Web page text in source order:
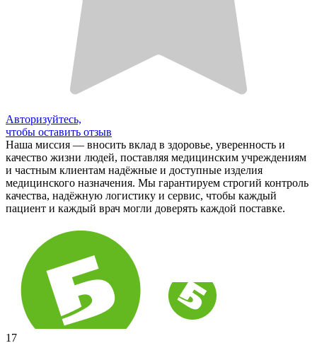
Авторизуйтесь,
чтобы оставить отзыв
Наша миссия — вносить вклад в здоровье, уверенность и
качество жизни людей, поставляя медицинским учреждениям
и частным клиентам надёжные и доступные изделия
медицинского назначения. Мы гарантируем строгий контроль
качества, надёжную логистику и сервис, чтобы каждый
пациент и каждый врач могли доверять каждой поставке.
17